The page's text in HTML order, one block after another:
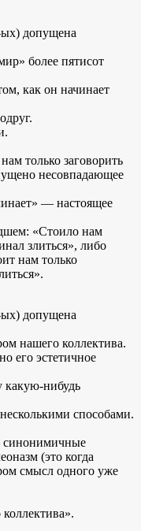
допущена
более пятисот
как он начинает
только заговорить
несовпадающее
— настоящее
«Стоило нам
злиться», либо
нам только
допущена
нашего коллектива.
его эстетичное
какую-нибудь
способами.
синонимичные
(это когда
смысл одного уже